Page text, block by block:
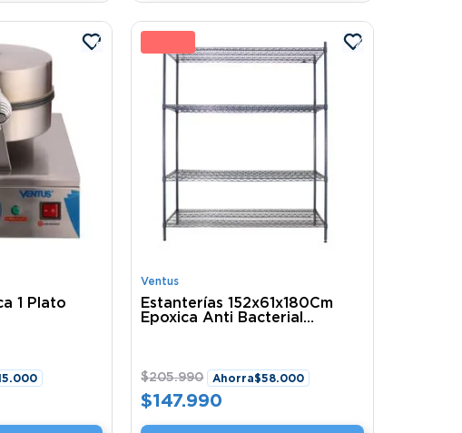
1 Plato
.000
%
Ventus
Estanterías 152x61x180Cm
Epoxica Anti Bacterial
$205.990 Ahorra$58.000
$147.990